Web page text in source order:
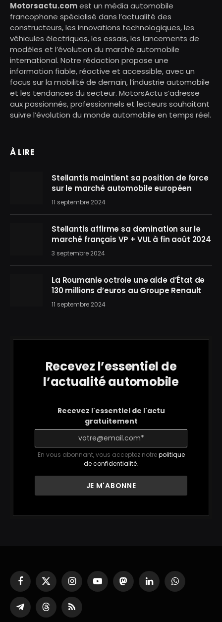
Motorsactu.comest un média automobile
francophone spécialisé dans l’actualité des
constructeurs, les innovations technologiques, les
véhicules électriques, les essais, les lancements de
modèles et l’évolution du marché automobile
international. Notre rédaction propose une
information fiable, réactive et accessible, avec un
focus sur la mobilité de demain, l’industrie automobile
et les tendances du secteur. MotorsActu s’adresse
aux passionnés, professionnels et lecteurs souhaitant
suivre l’évolution du monde automobile en temps réel.
À LIRE
Stellantis maintient sa position de force
sur le marché automobile européen
11 septembre 2024
Stellantis affirme sa domination sur le
marché français VP + VUL à fin août 2024
3 septembre 2024
La Roumanie octroie une aide d’État de
130 millions d’euros au Groupe Renault
11 septembre 2024
Recevez l’essentiel de
l’actualité automobile
Recevez l'essentiel de l'actu
gratuitement
En vous abonnant, vous acceptez notrepolitique
de confidentialité.
Facebook
X
(Twitter)
InstagramYouTubeMastodonLinkedInWhatsApp
PartagerThreadsRSS